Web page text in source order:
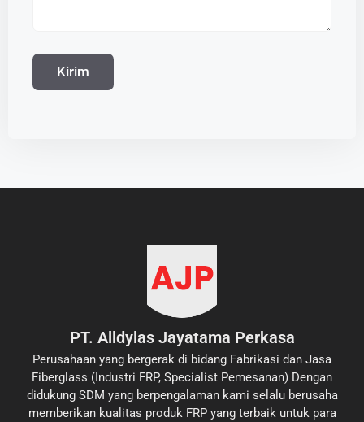
PT. Alldylas Jayatama Perkasa
Perusahaan yang bergerak di bidang Fabrikasi dan Jasa
Fiberglass (Industri FRP, Specialist Pemesanan) Dengan
didukung SDM yang berpengalaman kami selalu berusaha
memberikan kualitas produk FRP yang terbaik untuk para